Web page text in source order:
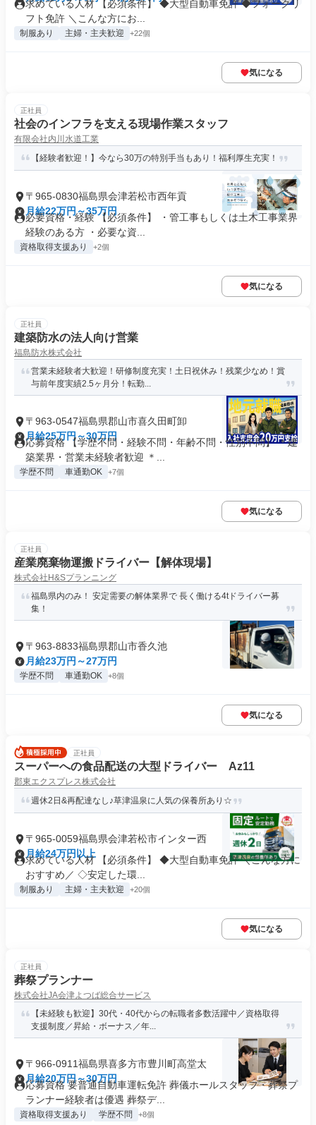
求めている人材 【必須条件】 ◆大型自動車免許 ◆フォークリ
フト免許 ＼こんな方にお...
制服あり 主婦・主夫歓迎 +22個
気になる
正社員
社会のインフラを支える現場作業スタッフ
有限会社内川水道工業
【経験者歓迎！】今なら30万の特別手当もあり！福利厚生充実！
〒965-0830福島県会津若松市西年貢
月給22万円～35万円
必要資格・経験 【必須条件】 ・管工事もしくは土木工事業界
経験のある方 ・必要な資...
資格取得支援あり +2個
気になる
正社員
建築防水の法人向け営業
福島防水株式会社
営業未経験者大歓迎！研修制度充実！土日祝休み！残業少なめ！賞
与前年度実績2.5ヶ月分！転勤...
〒963-0547福島県郡山市喜久田町卸
月給25万円～30万円
応募資格 【学歴不問・経験不問・年齢不問・性別不問】 ＊建
築業界・営業未経験者歓迎 ＊...
学歴不問 車通勤OK +7個
気になる
正社員
産業廃棄物運搬ドライバー【解体現場】
株式会社H&Sプランニング
福島県内のみ！ 安定需要の解体業界で 長く働ける4tドライバー募
集！
〒963-8833福島県郡山市香久池
月給23万円～27万円
学歴不問 車通勤OK +8個
気になる
正社員
スーパーへの食品配送の大型ドライバー Az11
郡東エクスプレス株式会社
週休2日&再配達なし♪草津温泉に人気の保養所あり☆
〒965-0059福島県会津若松市インター西
月給24万円以上
求めている人材 【必須条件】 ◆大型自動車免許 ＼こんな方に
おすすめ／ ◇安定した環...
制服あり 主婦・主夫歓迎 +20個
気になる
正社員
葬祭プランナー
株式会社JA会津よつば総合サービス
【未経験も歓迎】30代・40代からの転職者多数活躍中／資格取得
支援制度／昇給・ボーナス／年...
〒966-0911福島県喜多方市豊川町高堂太
月給20万円～30万円
応募資格 要普通自動車運転免許 葬儀ホールスタッフ・葬祭プ
ランナー経験者は優遇 葬祭デ...
資格取得支援あり 学歴不問 +8個